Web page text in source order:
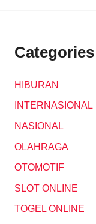
Categories
HIBURAN
INTERNASIONAL
NASIONAL
OLAHRAGA
OTOMOTIF
SLOT ONLINE
TOGEL ONLINE